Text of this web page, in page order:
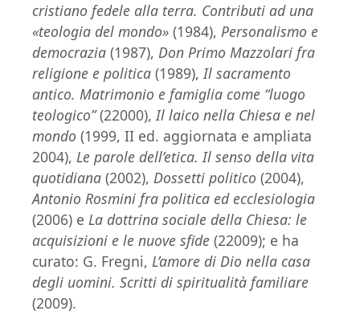
cristiano fedele alla terra. Contributi ad una
«teologia del mondo» (1984), Personalismo e
democrazia (1987), Don Primo Mazzolari fra
religione e politica (1989),Il sacramento
antico. Matrimonio e famiglia come “luogo
teologico”(22000),Il laico nella Chiesa e nel
mondo (1999, II ed. aggiornata e ampliata
2004), Le parole dell’etica. Il senso della vita
quotidiana (2002), Dossetti politico (2004),
Antonio Rosmini fra politica ed ecclesiologia
(2006) e La dottrina sociale della Chiesa: le
acquisizioni e le nuove sfide (22009); e ha
curato: G. Fregni, L’amore di Dio nella casa
degli uomini. Scritti di spiritualità familiare
(2009).